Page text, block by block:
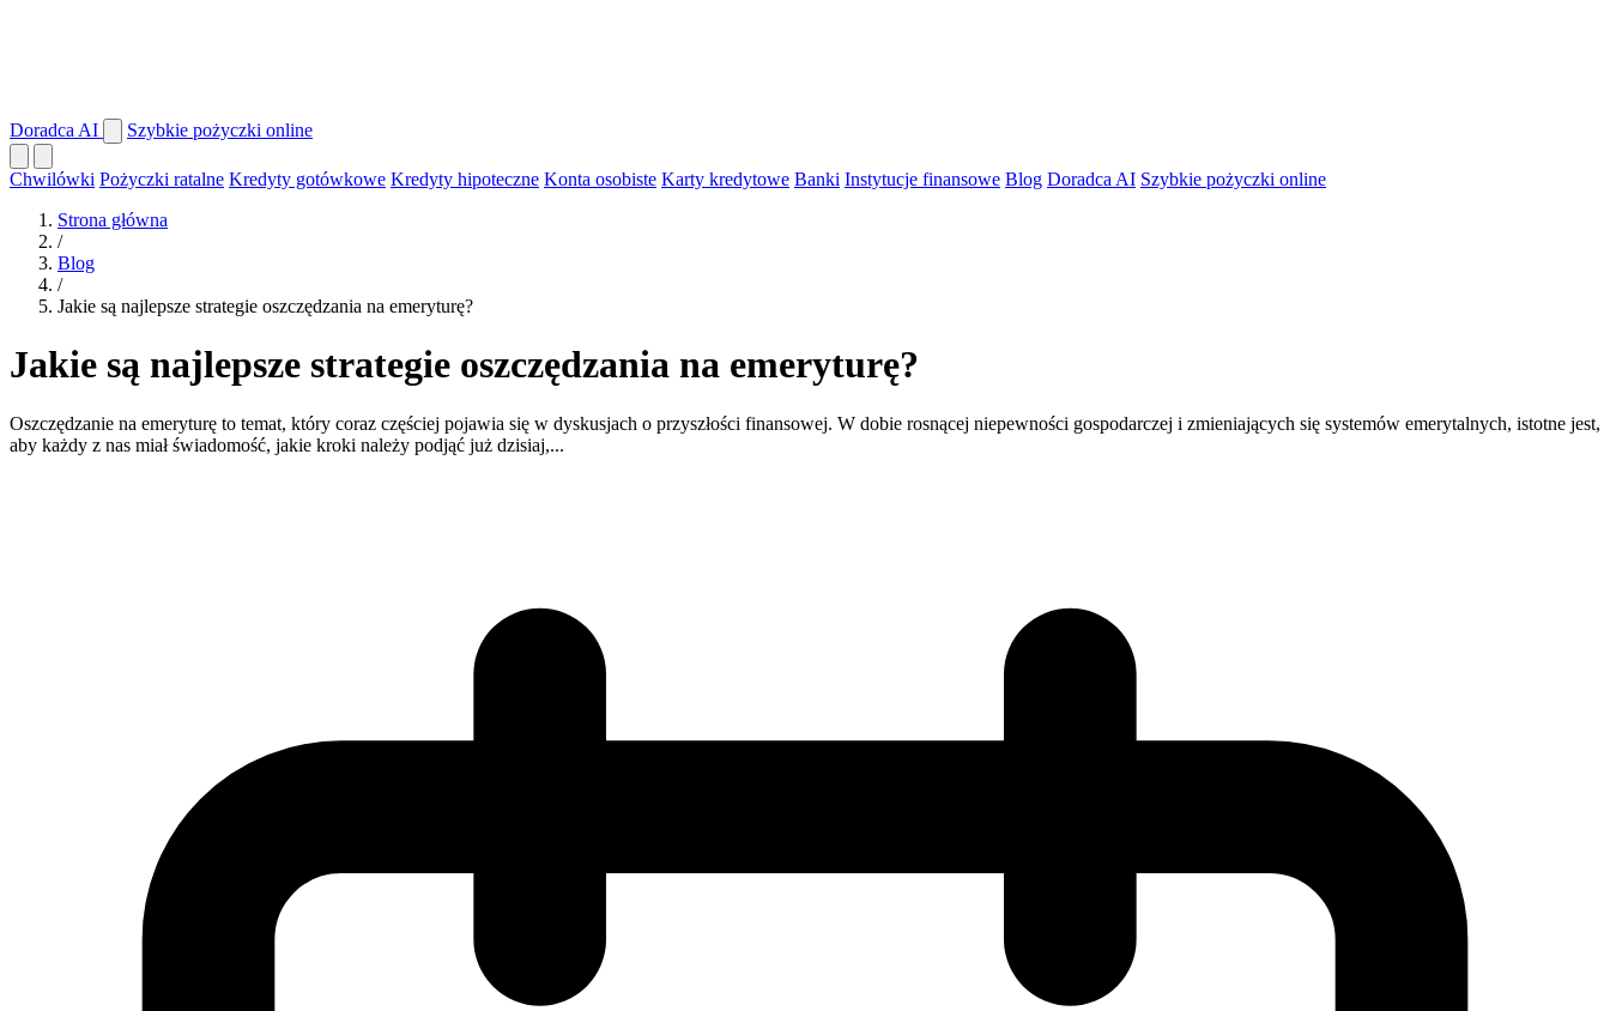
Doradca AI Szybkie pożyczki online
Chwilówki Pożyczki ratalne Kredyty gotówkowe Kredyty hipoteczne Konta osobiste Karty kredytowe Banki Instytucje finansowe Blog Doradca AI Szybkie pożyczki online
Strona główna
/
Blog
/
Jakie są najlepsze strategie oszczędzania na emeryturę?
Jakie są najlepsze strategie oszczędzania na emeryturę?
Oszczędzanie na emeryturę to temat, który coraz częściej pojawia się w dyskusjach o przyszłości finansowej. W dobie rosnącej niepewności gospodarczej i zmieniających się systemów emerytalnych, istotne jest,
aby każdy z nas miał świadomość, jakie kroki należy podjąć już dzisiaj,...